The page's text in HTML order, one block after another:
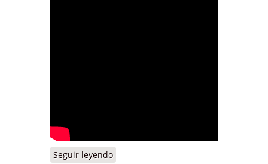
Seguir leyendo